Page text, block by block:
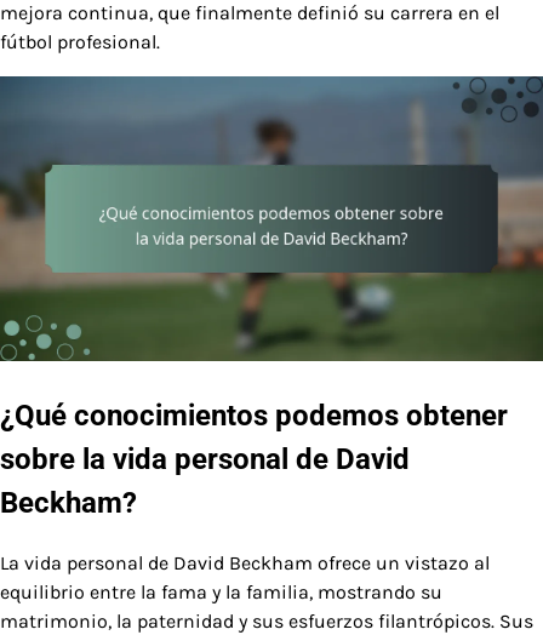
mejora continua, que finalmente definió su carrera en el
fútbol profesional.
¿Qué conocimientos podemos obtener
sobre la vida personal de David
Beckham?
La vida personal de David Beckham ofrece un vistazo al
equilibrio entre la fama y la familia, mostrando su
matrimonio, la paternidad y sus esfuerzos filantrópicos. Sus